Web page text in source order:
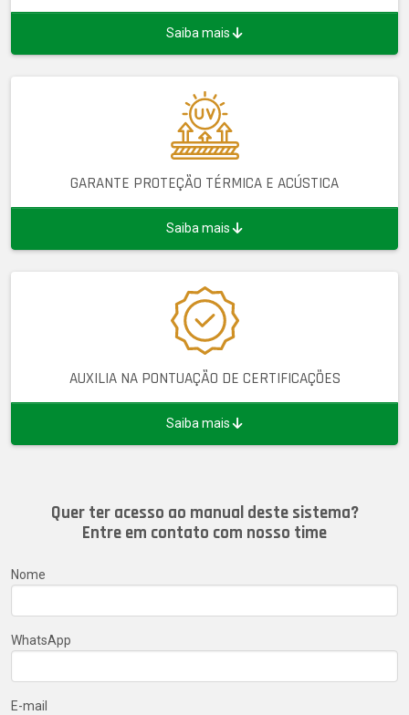
Saiba mais
GARANTE PROTEÇÃO TÉRMICA E ACÚSTICA
Saiba mais
AUXILIA NA PONTUAÇÃO DE CERTIFICAÇÕES
Saiba mais
Quer ter acesso ao manual deste sistema?
Entre em contato com nosso time
Nome
WhatsApp
E-mail